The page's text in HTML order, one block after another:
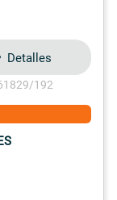
Detalles
192